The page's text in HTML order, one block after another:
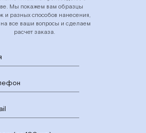
Мы покажем вам образцы
и разных способов нанесения,
на все ваши вопросы и сделаем
расчет заказа.